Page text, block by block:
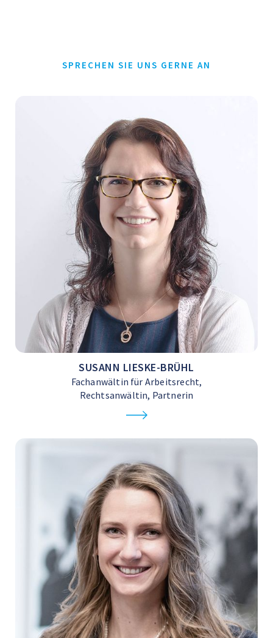
SPRECHEN SIE UNS GERNE AN
SUSANN LIESKE-BRÜHL
Fachanwältin für Arbeitsrecht,
Rechtsanwältin, Partnerin